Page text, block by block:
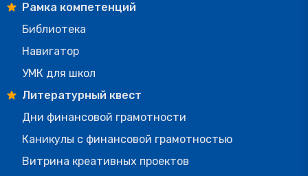
Рамка компетенций
Библиотека
Навигатор
УМК для школ
Литературный квест
Дни финансовой грамотности
Каникулы с финансовой грамотностью
Витрина креативных проектов